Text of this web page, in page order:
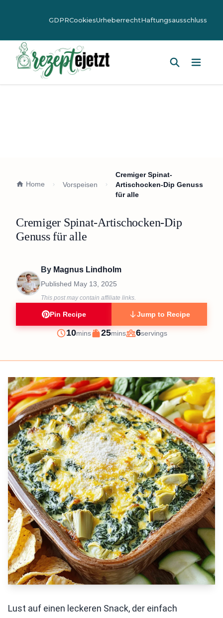
GDPRCookiesUrheberrechtHaftungsausschluss
Home Vorspeisen
Cremiger Spinat-
Artischocken-Dip Genuss
für alle
Cremiger Spinat-Artischocken-Dip
Genuss für alle
By Magnus Lindholm
Published May 13, 2025
This post may contain affiliate links.
Pin Recipe Jump to Recipe
Prep
10minutes
mins
Cook
25minutes
mins
Servings
6servings
Lust auf einen leckeren Snack, der einfach